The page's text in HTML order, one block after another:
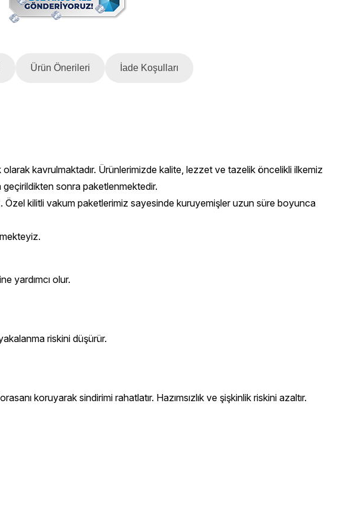
Ürün Önerileri İade Koşulları
kavrulmaktadır. Ürünlerimizde kalite, lezzet ve tazelik öncelikli ilkemiz
sonra paketlenmektedir.
kilitli vakum paketlerimiz sayesinde kuruyemişler uzun süre boyunca
yardımcı olur.
riskini düşürür.
koruyarak sindirimi rahatlatır. Hazımsızlık ve şişkinlik riskini azaltır.